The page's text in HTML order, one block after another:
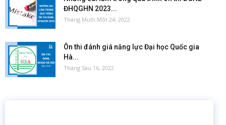
ĐHQGHN 2023...
Tháng Mười Một 24, 2022
Ôn thi đánh giá năng lực Đại học Quốc gia
Hà...
Tháng Sáu 16, 2022